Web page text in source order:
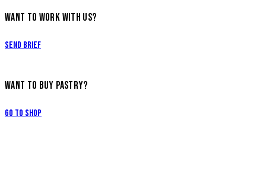
WANT TO WORK WITH US?
Send Brief
WANT TO BUY PASTRY?
Go to Shop